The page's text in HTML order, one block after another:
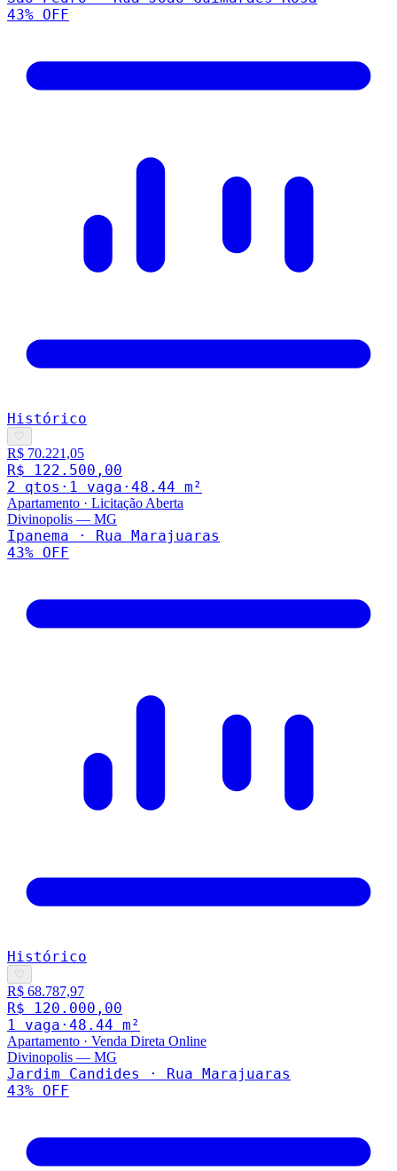
43% OFF
Histórico
♡
R$ 70.221,05
R$ 122.500,00
2 qtos · 1 vaga · 48.44 m²
Apartamento · Licitação Aberta
Divinopolis — MG
Ipanema · Rua Marajuaras
43% OFF
Histórico
♡
R$ 68.787,97
R$ 120.000,00
1 vaga · 48.44 m²
Apartamento · Venda Direta Online
Divinopolis — MG
Jardim Candides · Rua Marajuaras
43% OFF